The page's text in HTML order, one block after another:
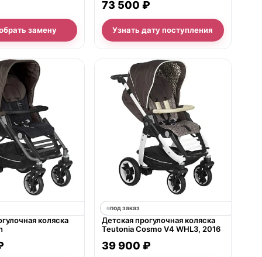
замену
WHL3
73 500 ₽
Узнать дату поступления
коляска
под заказ
Детская прогулочная коляска
Teutonia Cosmo V4 WHL3, 2016
39 900 ₽